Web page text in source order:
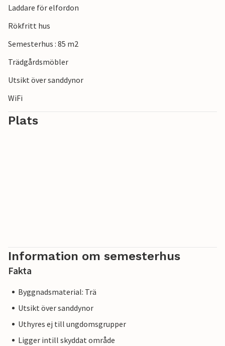
Laddare för elfordon
Rökfritt hus
Semesterhus : 85 m2
Trädgårdsmöbler
Utsikt över sanddynor
WiFi
Plats
Information om semesterhus
Fakta
Byggnadsmaterial: Trä
Utsikt över sanddynor
Uthyres ej till ungdomsgrupper
Ligger intill skyddat område